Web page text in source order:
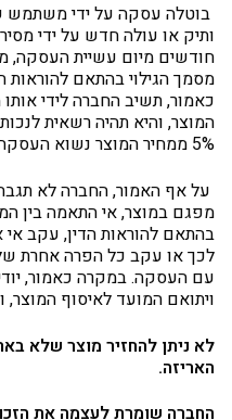
בוטלה עסקה על ידי משתמש
ותיק או עולה חדש על ידי
חודשים מיום עשיית העסקה,
מסמך הגילוי בהתאם להוראות
כאמור, תשיב החברה לידי
המוצר, והיא תהיה רשאית
5% ממחיר המוצר נשוא העסקה או 100 ש"ח, לפי הנמוך מבניהם.
על אף האמור, החברה לא תגבה
מפגם במוצר, אי התאמה בין
בהתאם להוראות הדין, עקב
לכך או עקב כל הפרה אחרת
עם העסקה. במקרה כאמור,
ויתואם המועד לאיסוף
לא ניתן להחזיר מוצר שלא
האריזה.
החברה שומרת לעצמה את